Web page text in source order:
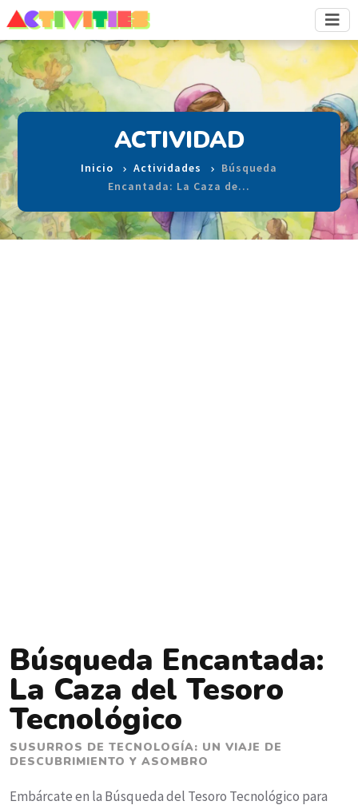
ACTIVIDAD
Inicio Actividades
Búsqueda
Encantada: La Caza de…
Búsqueda Encantada:
La Caza del Tesoro
Tecnológico
SUSURROS DE TECNOLOGÍA: UN VIAJE DE
DESCUBRIMIENTO Y ASOMBRO
Embárcate en la Búsqueda del Tesoro Tecnológico para